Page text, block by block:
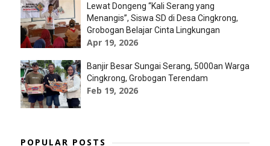
Lewat Dongeng “Kali Serang yang
Menangis”, Siswa SD di Desa Cingkrong,
Grobogan Belajar Cinta Lingkungan
Apr 19, 2026
Banjir Besar Sungai Serang, 5000an Warga
Cingkrong, Grobogan Terendam
Feb 19, 2026
POPULAR POSTS